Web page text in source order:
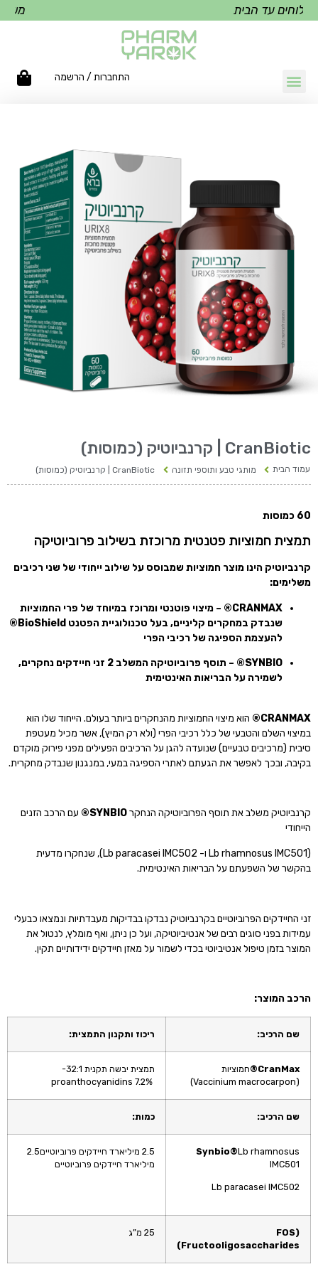
עד הבית
התחברות / הרשמה
CranBiotic | קרנביוטיק (כמוסות)
עמוד הבית מותגי טבע ותוספי תזונה CranBiotic | קרנביוטיק (כמוסות)
60 כמוסות
תמצית חמוציות פטנטית מרוכזת בשילוב פרוביוטיקה
קרנביוטיק הינו מוצר חמוציות שמבוסס על שילוב ייחודי של שני רכיבים
משלימים:
CRANMAX
® – מיצוי פוטנטי ומרוכז במיוחד של פרי החמוציות
שנבדק במחקרים קליניים, בעל טכנולוגיית הפטנט BioShield®
להעצמת הספיגה של רכיבי הפרי
SYNBIO
®
– תוסף פרוביוטיקה המשלב 2 זני חיידקים נחקרים,
לשמירה על הבריאות האינטימית
CRANMAX®
הוא מיצוי החמוציות מהנחקרים ביותר בעולם. הייחוד שלו הוא
במיצוי השלם והטבעי של כלל רכיבי הפרי (ולא רק המיץ), אשר מכיל מעטפת
סיבית (מרכיבים טבעיים) שנועדה להגן על הרכיבים הפעילים מפני פירוק מוקדם
בקיבה, ובכך לאפשר את הגעתם לאתרי הספיגה במעי, במנגנון שנבדק מחקרית.
קרנביוטיק משלב את תוסף הפרוביוטיקה הנחקרSYNBIO®
עם הרכב הזנים
הייחודי
(Lb rhamnosus IMC501 ו- Lb paracasei IMC502), שנחקרו מדעית
בהקשר של השפעתם על הבריאות האינטימית.
זני החיידקים הפרוביוטיים בקרנביוטיק נבדקו בבדיקות מעבדתיות ונמצאו כבעלי
עמידות בפני סוגים רבים של אנטיביוטיקה, ועל כן ניתן, ואף מומלץ, לנטול את
המוצר בזמן טיפול אנטיביוטי בכדי לשמור על מאזן חיידקים ידידותיים תקין.
הרכב המוצר:
שם הרכיב: ריכוז ותקנון התמצית:
CranMax
®חמוציות
(Vaccinium macrocarpon)
תמצית יבשה תקנית
32:1-
שם הרכיב: כמות:
Synbio®Lb rhamnosus
IMC501
Lb paracasei IMC502
2.5 מיליארד חיידקים פרוביוטיים2.5
מיליארד חיידקים פרוביוטיים
FOS)
Fructooligosaccharides)
25 מ”ג